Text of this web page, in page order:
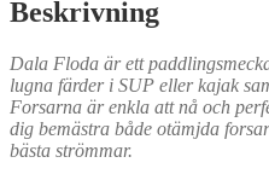
mängd
Beskrivning
Dala Floda är ett
lugna färder i SUP eller kajak
Forsarna är enkla att nå och
dig bemästra både otämjda
bästa strömmar.